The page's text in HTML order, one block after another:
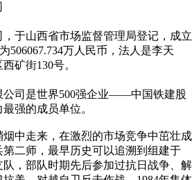
于山西省市场监督管理局登记，成立
506067.734万人民币，法人是李天
矿街130号。
司是世界500强企业——中国铁建股
强的成员单位。
走来，在激烈的市场竞争中茁壮成
二师，最早历史可以追溯到组建于
队，部队时期先后参加过抗日战争、解